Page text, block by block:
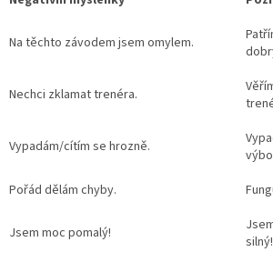
Na těchto závodem jsem omylem.
Nechci zklamat trenéra.
Vypadám/cítím se hrozně.
Pořád dělám chyby.
Jsem moc pomalý!
silný!